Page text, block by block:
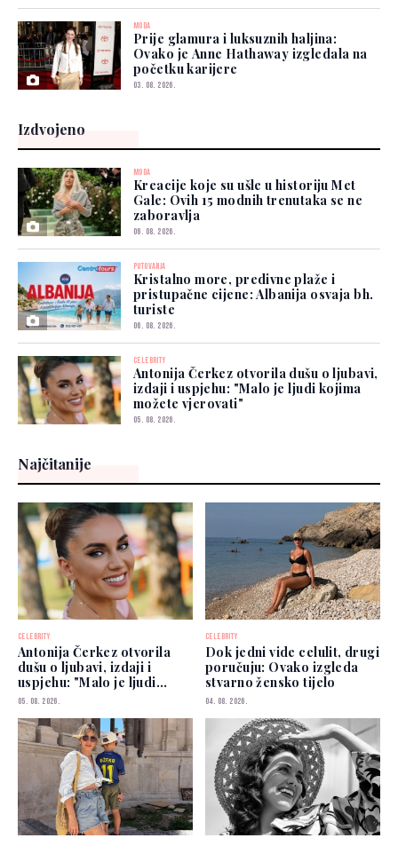
MODA
Prije glamura i luksuznih haljina:
Ovako je Anne Hathaway izgledala na
početku karijere
03. 08. 2026.
Izdvojeno
MODA
Kreacije koje su ušle u historiju Met
Gale: Ovih 15 modnih trenutaka se ne
zaboravlja
06. 08. 2026.
PUTOVANJA
Kristalno more, predivne plaže i
pristupačne cijene: Albanija osvaja bh.
turiste
06. 08. 2026.
CELEBRITY
Antonija Čerkez otvorila dušu o ljubavi,
izdaji i uspjehu: "Malo je ljudi kojima
možete vjerovati"
05. 08. 2026.
Najčitanije
CELEBRITY
Antonija Čerkez otvorila
dušu o ljubavi, izdaji i
uspjehu: "Malo je ljudi
kojima možete vjerovati"
05. 08. 2026.
CELEBRITY
Dok jedni vide celulit, drugi
poručuju: Ovako izgleda
stvarno žensko tijelo
04. 08. 2026.